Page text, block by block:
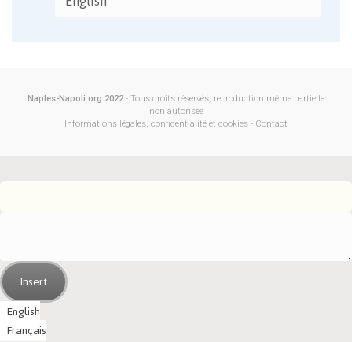
Naples-Napoli.org 2022 - Tous droits réservés, reproduction même partielle
non autorisée
Informations légales, confidentialité et cookies - Contact
Insert
English
Français